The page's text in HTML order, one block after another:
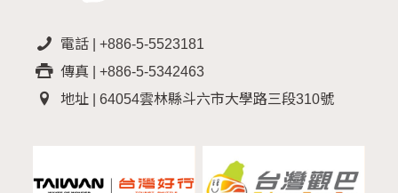
電話 | +886-5-5523181
傳真 | +886-5-5342463
地址 | 64054雲林縣斗六市大學路三段310號